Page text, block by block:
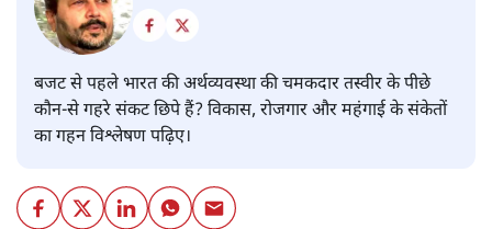
बजट से पहले भारत की अर्थव्यवस्था की चमकदार तस्वीर के पीछे
कौन-से गहरे संकट छिपे हैं? विकास, रोजगार और महंगाई के संकेतों
का गहन विश्लेषण पढ़िए।